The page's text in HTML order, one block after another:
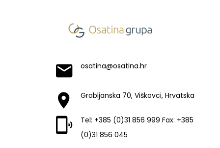
osatina@osatina.hr
Grobljanska 70, Viškovci, Hrvatska
Tel: +385 (0)31 856 999 Fax: +385
(0)31 856 045